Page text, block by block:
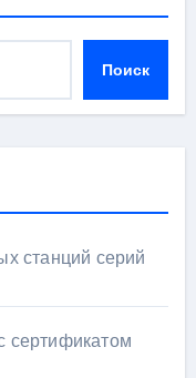
Поиск
станций серий
сертификатом